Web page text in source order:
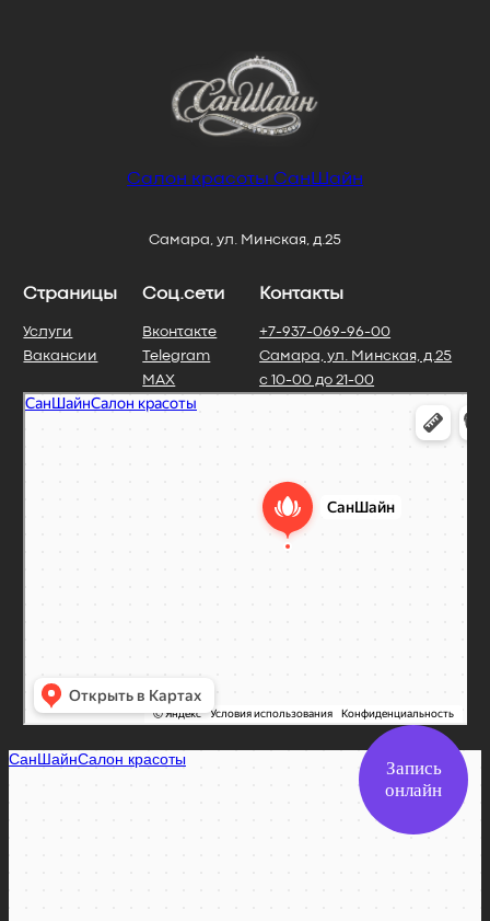
Запись
онлайн
Салон красоты СанШайн
Самара, ул. Минская, д.25
Страницы
Услуги
Вакансии
Соц.сети
Вконтакте
Telegram
MAX
Контакты
+7-937-069-96-00
Самара, ул. Минская, д.25
с 10-00 до 21-00
SunShine
SunShine